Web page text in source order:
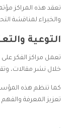
تعقد هذه المراكز
والخبراء لمناقشة
التوعية
تعمل مراكز الفكر
خلال نشر مقالات،
كما تنظم هذه
تعزيز المعرفة والفهم